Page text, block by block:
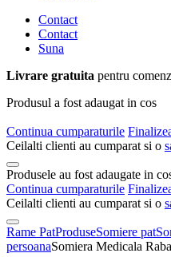
Contact
Contact
Suna
Livrare gratuita pentru
Produsul a fost adaugat in cos
Continua cumparaturile
Ceilalti clienti au cumparat si o
Produsele au fost adaugate in
Continua cumparaturile
Ceilalti clienti au cumparat si o
Rame PatProduseSomiere pat
persoanaSomiera Medicala